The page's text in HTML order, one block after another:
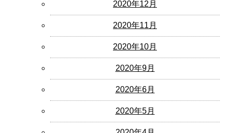
2020年12月
2020年11月
2020年10月
2020年9月
2020年6月
2020年5月